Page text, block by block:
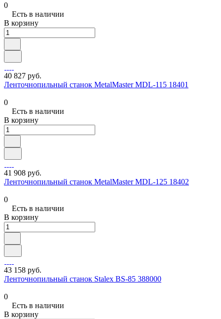
0
Есть в наличии
В корзину
40 827 руб.
Ленточнопильный станок MetalMaster MDL-115 18401
0
Есть в наличии
В корзину
41 908 руб.
Ленточнопильный станок MetalMaster MDL-125 18402
0
Есть в наличии
В корзину
43 158 руб.
Ленточнопильный станок Stalex BS-85 388000
0
Есть в наличии
В корзину